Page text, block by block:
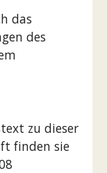
das
des
zu dieser
finden sie